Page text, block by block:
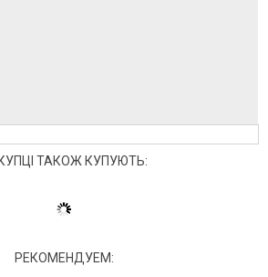
ТАКОЖ КУПУЮТЬ:
РЕКОМЕНДУЕМ: